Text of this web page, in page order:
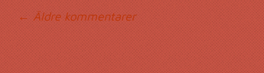
← Äldre kommentarer